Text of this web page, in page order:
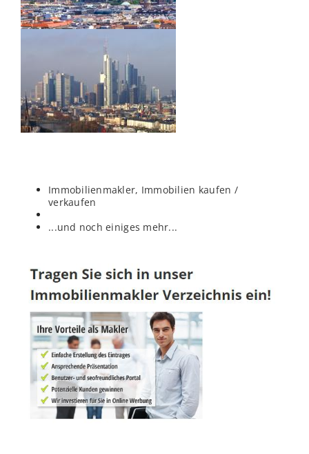
Immobilienmakler, Immobilien kaufen /
verkaufen
...und noch einiges mehr...